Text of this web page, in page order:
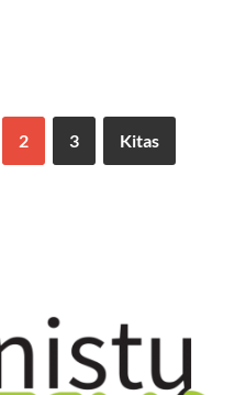
2 3 Kitas